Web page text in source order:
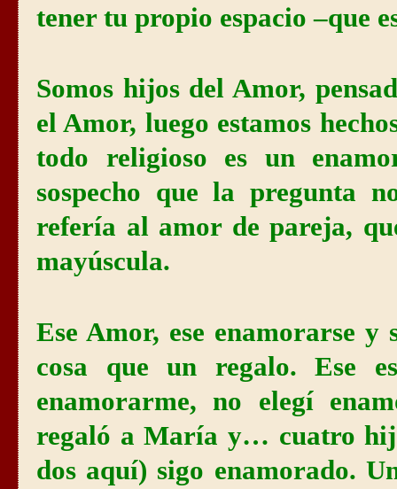
tener tu propio espacio –que
Somos hijos del Amor,
el Amor, luego estamos
todo religioso es un
sospecho que la pregunta
refería al amor de pareja,
mayúscula.
Ese Amor, ese enamorarse
cosa que un regalo. Ese
enamorarme, no elegí
regaló a María y… cuatro
dos aquí) sigo enamorado.